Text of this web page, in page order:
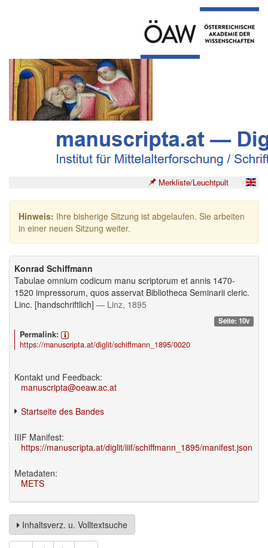
Merkliste/Leuchtpult
Hinweis: Ihre bisherige Sitzung ist abgelaufen. Sie arbeiten
in einer neuen Sitzung weiter.
Konrad Schiffmann
Tabulae omnium codicum manu scriptorum et annis 1470-
1520 impressorum, quos asservat Bibliotheca Seminarii cleric.
Linc. [handschriftlich] — Linz, 1895
Seite: 10v
Permalink:
https://manuscripta.at/diglit/schiffmann_1895/0020
Kontakt und Feedback:
manuscripta@oeaw.ac.at
Startseite des Bandes
IIIF Manifest:
https://manuscripta.at/diglit/iiif/schiffmann_1895/manifest.json
Metadaten:
METS
Inhaltsverz. u. Volltextsuche